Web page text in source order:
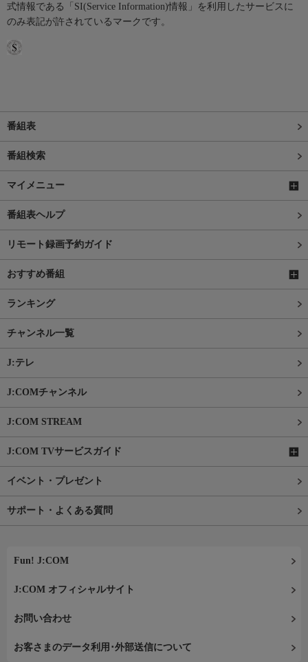
式情報である「SI(Service Information)情報」を利用したサービスに
のみ表記が許されているマークです。
番組表
番組検索
マイメニュー
番組表ヘルプ
リモート録画予約ガイド
おすすめ番組
ランキング
チャンネル一覧
J:テレ
J:COMチャンネル
J:COM STREAM
J:COM TVサービスガイド
イベント・プレゼント
サポート・よくある質問
Fun! J:COM
J:COM オフィシャルサイト
お問い合わせ
お客さまのデータ利用･外部送信について